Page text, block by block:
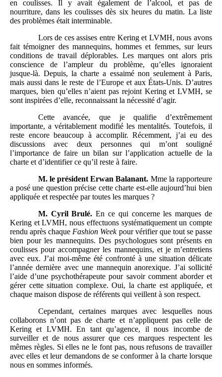
en coulisses. Il y avait également de l’alcool, et pas de
nourriture, dans les coulisses dès six heures du matin. La liste
des problèmes était interminable.
Lors de ces assises entre Kering et LVMH, nous avons
fait témoigner des mannequins, hommes et femmes, sur leurs
conditions de travail déplorables. Les marques ont alors pris
conscience de l’ampleur du problème, qu’elles ignoraient
jusque-là. Depuis, la charte a essaimé non seulement à Paris,
mais aussi dans le reste de l’Europe et aux États-Unis. D’autres
marques, bien qu’elles n’aient pas rejoint Kering et LVMH, se
sont inspirées d’elle, reconnaissant la nécessité d’agir.
Cette avancée, que je qualifie d’extrêmement
importante, a véritablement modifié les mentalités. Toutefois, il
reste encore beaucoup à accomplir. Récemment, j’ai eu des
discussions avec deux personnes qui m’ont souligné
l’importance de faire un bilan sur l’application actuelle de la
charte et d’identifier ce qu’il reste à faire.
M. le président Erwan Balanant. Mme la rapporteure
a posé une question précise cette charte est-elle aujourd’hui bien
appliquée et respectée par toutes les marques ?
M. Cyril Brulé. En ce qui concerne les marques de
Kering et LVMH, nous effectuons systématiquement un compte
rendu après chaque Fashion Weekpour vérifier que tout se passe
bien pour les mannequins. Des psychologues sont présents en
coulisses pour accompagner les mannequins, et je m’entretiens
avec eux. J’ai moi-même été confronté à une situation délicate
l’année dernière avec une mannequin anorexique. J’ai sollicité
l’aide d’une psychothérapeute pour savoir comment aborder et
gérer cette situation complexe. Oui, la charte est appliquée, et
chaque maison dispose de référents qui veillent à son respect.
Cependant, certaines marques avec lesquelles nous
collaborons n’ont pas de charte et n’appliquent pas celle de
Kering et LVMH. En tant qu’agence, il nous incombe de
surveiller et de nous assurer que ces marques respectent les
mêmes règles. Si elles ne le font pas, nous refusons de travailler
avec elles et leur demandons de se conformer à la charte lorsque
nous en sommes informés.